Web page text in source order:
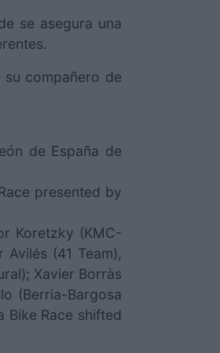
se asegura una
compañero de
de España de
presented by
Koretzky (KMC-
(41 Team),
Xavier Borràs
(Berria-Bargosa
Bike Race shifted